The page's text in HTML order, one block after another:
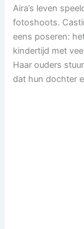
Aira’s leven
fotoshoots.
eens poseren:
kindertijd met
Haar ouders
dat hun dochter